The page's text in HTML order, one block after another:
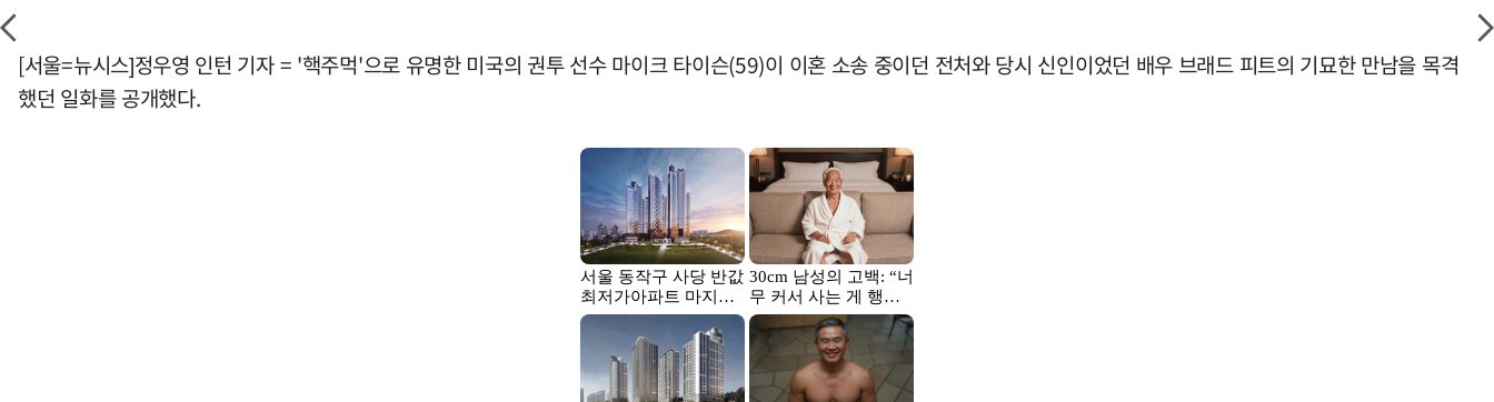
[서울=뉴시스]정우영 인턴 기자 = '핵주먹'으로 유명한 미국의 권투 선수 마이크 타이슨(59)이 이혼 소송 중이던 전처와 당시 신인이었던 배우 브래드 피트의 기묘한 만남을 목격
했던 일화를 공개했다.